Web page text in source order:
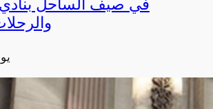
في صيف الساحل
20